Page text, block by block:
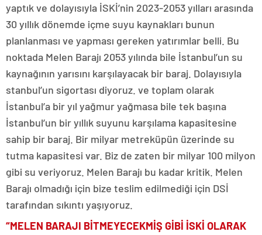
yaptık ve dolayısıyla İSKİ’nin 2023-2053 yılları arasında
30 yıllık dönemde içme suyu kaynakları bunun
planlanması ve yapması gereken yatırımlar belli. Bu
noktada Melen Barajı 2053 yılında bile İstanbul’un su
kaynağının yarısını karşılayacak bir baraj. Dolayısıyla
stanbul’un sigortası diyoruz. ve toplam olarak
İstanbul’a bir yıl yağmur yağmasa bile tek başına
İstanbul’un bir yıllık suyunu karşılama kapasitesine
sahip bir baraj. Bir milyar metreküpün üzerinde su
tutma kapasitesi var. Biz de zaten bir milyar 100 milyon
gibi su veriyoruz. Melen Barajı bu kadar kritik. Melen
Barajı olmadığı için bize teslim edilmediği için DSİ
tarafından sıkıntı yaşıyoruz.
“MELEN BARAJI BİTMEYECEKMİŞ GİBİ İSKİ OLARAK